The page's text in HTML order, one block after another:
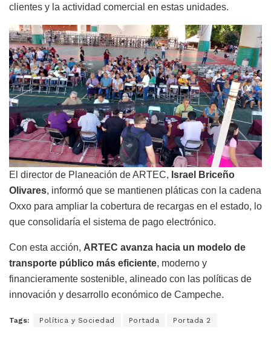
clientes y la actividad comercial en estas unidades.
El director de Planeación de ARTEC, Israel Briceño
Olivares, informó que se mantienen pláticas con la cadena
Oxxo para ampliar la cobertura de recargas en el estado, lo
que consolidaría el sistema de pago electrónico.
Con esta acción, ARTEC avanza hacia un modelo de
transporte público más eficiente, moderno y
financieramente sostenible, alineado con las políticas de
innovación y desarrollo económico de Campeche.
Tags: Política y Sociedad Portada Portada 2